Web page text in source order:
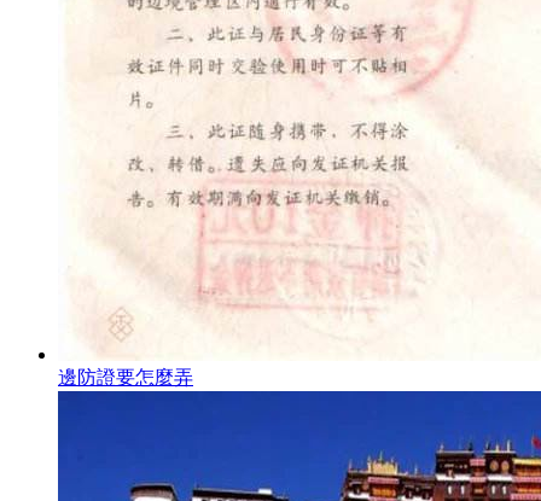
邊防證要怎麼弄